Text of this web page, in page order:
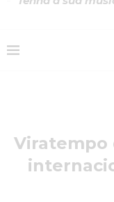
Viratempo